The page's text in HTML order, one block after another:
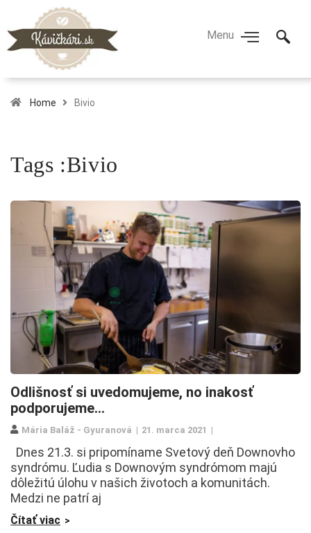
Home Bivio
Tags :Bivio
Odlišnosť si uvedomujeme, no inakosť
podporujeme…
Mária Baláž - Gyuranová 21. marca 2021
Dnes 21.3. si pripomíname Svetový deň Downovho
syndrómu. Ľudia s Downovým syndrómom majú
dôležitú úlohu v našich životoch a komunitách.
Medzi ne patrí aj
Čítať viac